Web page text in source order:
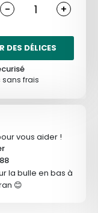
- +
DES DÉLICES
sans frais
vous aider !
la bulle en bas à
😊